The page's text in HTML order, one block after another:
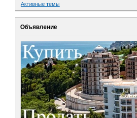
Активные темы
Объявление